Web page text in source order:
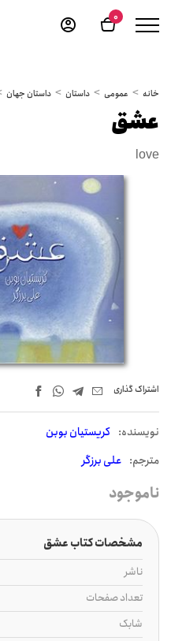
0
خانه عمومی داستان داستان جهان
عشق
love
اشتراک‌ گذاری
نويسنده: کریستیان بوبن
مترجم: علی برزگر
ناموجود
مشخصات کتاب عشق
ناشر
تعداد صفحات
شابک